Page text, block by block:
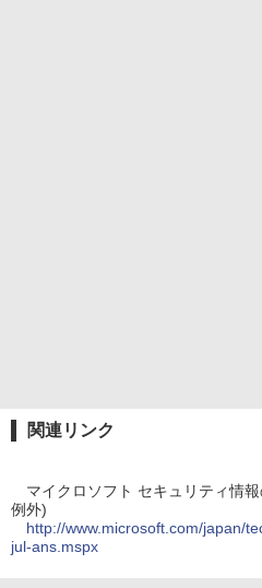
関連リンク
マイクロソフト セキュリティ情
例外)
http://www.microsoft.com/japan/
jul-ans.mspx